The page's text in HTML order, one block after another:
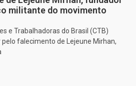
militante do movimento
e Trabalhadoras do Brasil (CTB)
falecimento de Lejeune Mirhan,